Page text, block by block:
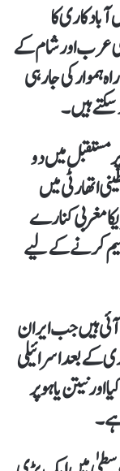
کا
عرب اور شام کے
ہموار کی جا رہی
ہیں۔
میں دو
اتھارٹی میں
مغربی کنارے
کرنے کے لیے
ہیں جب ایران
بعد اسرائیلی
اور نیتن یاہو پر